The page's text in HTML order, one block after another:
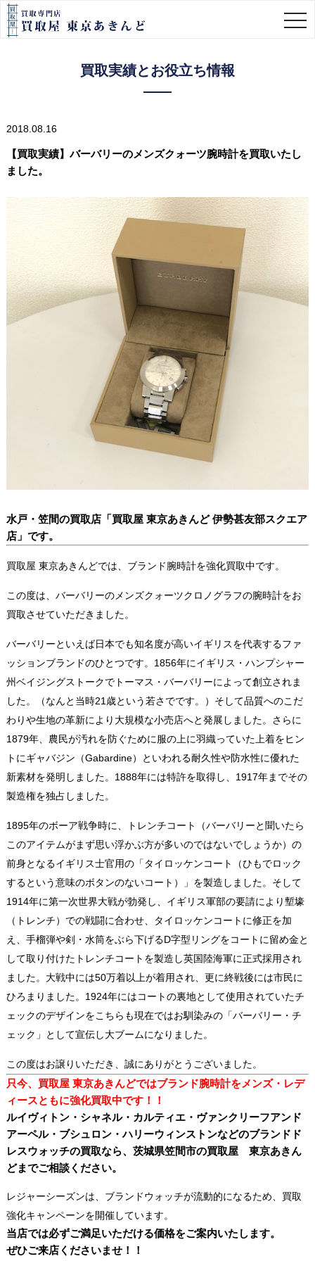
買取実績とお役立ち情報
2018.08.16
【買取実績】バーバリーのメンズクォーツ腕時計を買取いたし
ました。
水戸・笠間の買取店「買取屋 東京あきんど 伊勢甚友部スクエア
店」です。
買取屋 東京あきんどでは、ブランド腕時計を強化買取中です。
この度は、バーバリーのメンズクォーツクロノグラフの腕時計をお
買取させていただきました。
バーバリーといえば日本でも知名度が高いイギリスを代表するファ
ッションブランドのひとつです。1856年にイギリス・ハンプシャー
州ベイジングストークでトーマス・バーバリーによって創立されま
した。（なんと当時21歳という若さでです。）そして品質へのこだ
わりや生地の革新により大規模な小売店へと発展しました。さらに
1879年、農民が汚れを防ぐために服の上に羽織っていた上着をヒン
トにギャバジン（Gabardine）といわれる耐久性や防水性に優れた
新素材を発明しました。1888年には特許を取得し、1917年までその
製造権を独占しました。
1895年のボーア戦争時に、トレンチコート（バーバリーと聞いたら
このアイテムがまず思い浮かぶ方が多いのではないでしょうか）の
前身となるイギリス士官用の「タイロッケンコート（ひもでロック
するという意味のボタンのないコート）」を製造しました。そして
1914年に第一次世界大戦が勃発し、イギリス軍部の要請により塹壕
（トレンチ）での戦闘に合わせ、タイロッケンコートに修正を加
え、手榴弾や剣・水筒をぶら下げるD字型リングをコートに留め金と
して取り付けたトレンチコートを製造し英国陸海軍に正式採用され
ました。大戦中には50万着以上が着用され、更に終戦後には市民に
ひろまりました。1924年にはコートの裏地として使用されていたチ
ェックのデザインをこちらも現在ではお馴染みの「バーバリー・チ
ェック」として宣伝し大ブームになりました。
この度はお譲りいただき、誠にありがとうございました。
只今、買取屋 東京あきんどではブランド腕時計をメンズ・レデ
ィースともに強化買取中です！！
ルイヴィトン・シャネル・カルティエ・ヴァンクリーフアンド
アーペル・ブシュロン・ハリーウィンストンなどのブランドド
レスウォッチの買取なら、茨城県笠間市の買取屋 東京あきん
どまでご相談ください。
レジャーシーズンは、ブランドウォッチが流動的になるため、買取
強化キャンペーンを開催しています。
当店では必ずご満足いただける価格をご案内いたします。
ぜひご来店くださいませ！！